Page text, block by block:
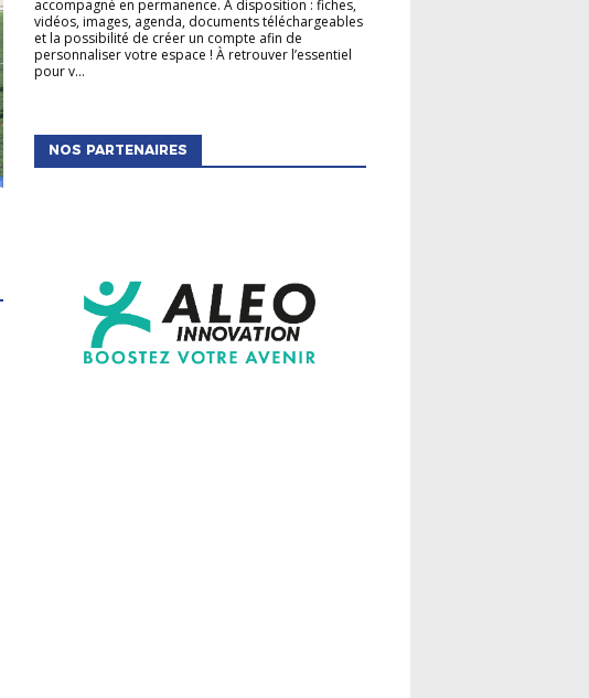
accompagné en permanence. À disposition : fiches,
vidéos, images, agenda, documents téléchargeables
et la possibilité de créer un compte afin de
personnaliser votre espace ! À retrouver l’essentiel
pour v...
NOS PARTENAIRES